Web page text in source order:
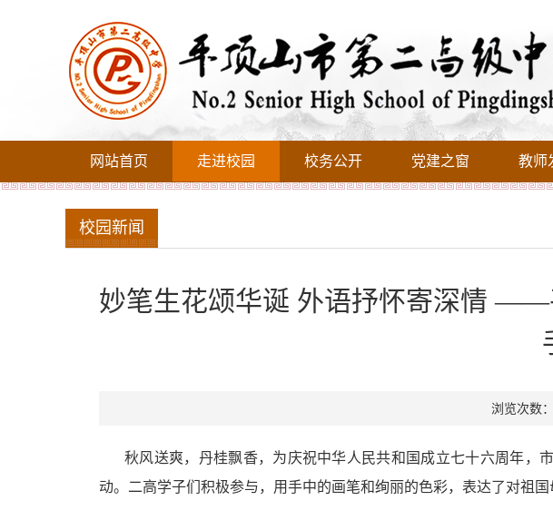
网站首页 走进校园 校务公开 党建之窗 教师
校园新闻
妙笔生花颂华诞 外语抒怀寄深情 ——
浏览次数
秋风送爽，丹桂飘香，为庆祝中华人民共和国成立七十六周年，
动。二高学子们积极参与，用手中的画笔和绚丽的色彩，表达了对祖国